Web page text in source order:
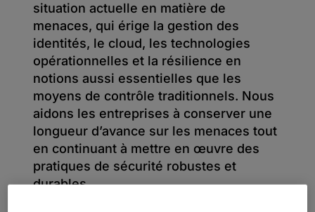
situation actuelle en matière de
menaces, qui érige la gestion des
identités, le cloud, les technologies
opérationnelles et la résilience en
notions aussi essentielles que les
moyens de contrôle traditionnels. Nous
aidons les entreprises à conserver une
longueur d’avance sur les menaces tout
en continuant à mettre en œuvre des
pratiques de sécurité robustes et
durables.